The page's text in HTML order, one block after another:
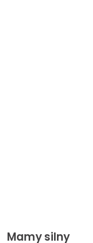
Mamy silny